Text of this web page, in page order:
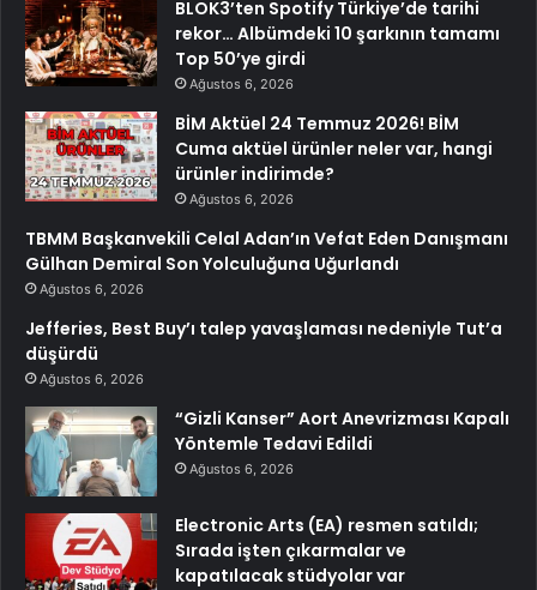
BLOK3’ten Spotify Türkiye’de tarihi
rekor… Albümdeki 10 şarkının tamamı
Top 50’ye girdi
Ağustos 6, 2026
BİM Aktüel 24 Temmuz 2026! BİM
Cuma aktüel ürünler neler var, hangi
ürünler indirimde?
Ağustos 6, 2026
TBMM Başkanvekili Celal Adan’ın Vefat Eden Danışmanı
Gülhan Demiral Son Yolculuğuna Uğurlandı
Ağustos 6, 2026
Jefferies, Best Buy’ı talep yavaşlaması nedeniyle Tut’a
düşürdü
Ağustos 6, 2026
“Gizli Kanser” Aort Anevrizması Kapalı
Yöntemle Tedavi Edildi
Ağustos 6, 2026
Electronic Arts (EA) resmen satıldı;
Sırada işten çıkarmalar ve
kapatılacak stüdyolar var